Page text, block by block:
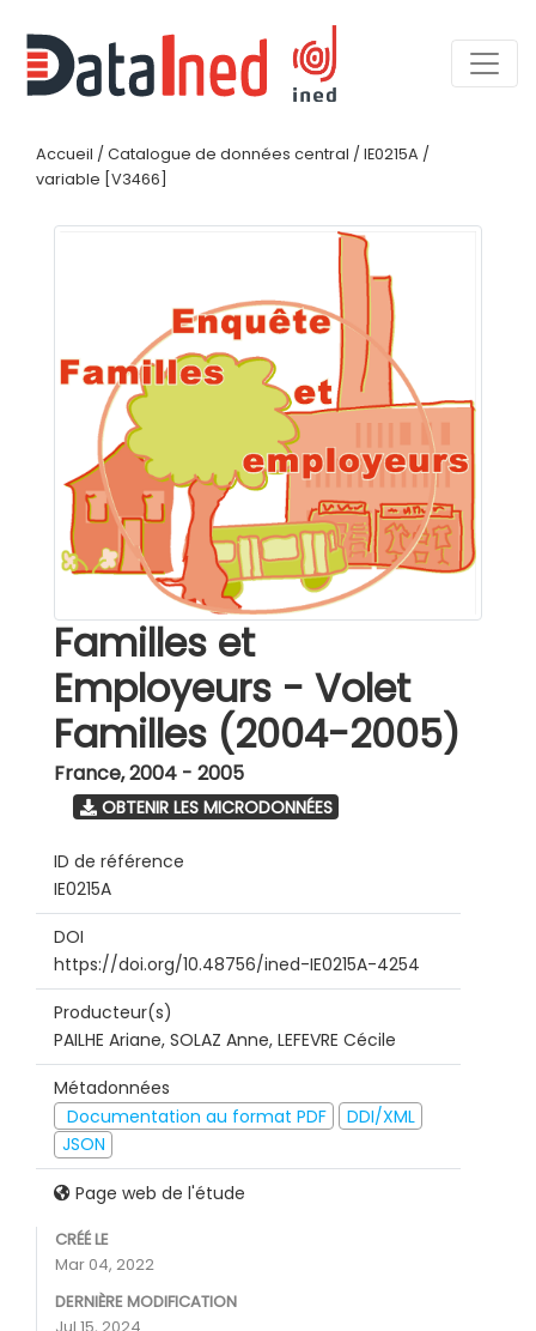
Accueil / Catalogue de données central / IE0215A /
variable [V3466]
Familles et
Employeurs - Volet
Familles (2004-2005)
France,2004 - 2005
OBTENIR LES MICRODONNÉES
ID de référence
IE0215A
DOI
https://doi.org/10.48756/ined-IE0215A-4254
Producteur(s)
PAILHE Ariane, SOLAZ Anne, LEFEVRE Cécile
Métadonnées
Documentation au format PDF
DDI/XML
JSON
Page web de l'étude
CRÉÉ LE
Mar 04, 2022
DERNIÈRE MODIFICATION